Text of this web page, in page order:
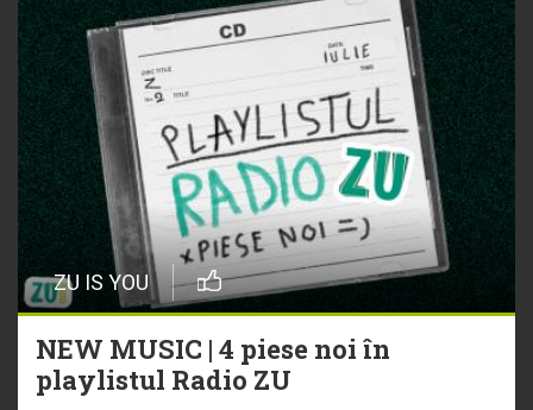
ZU IS YOU
NEW MUSIC | 4 piese noi în
playlistul Radio ZU